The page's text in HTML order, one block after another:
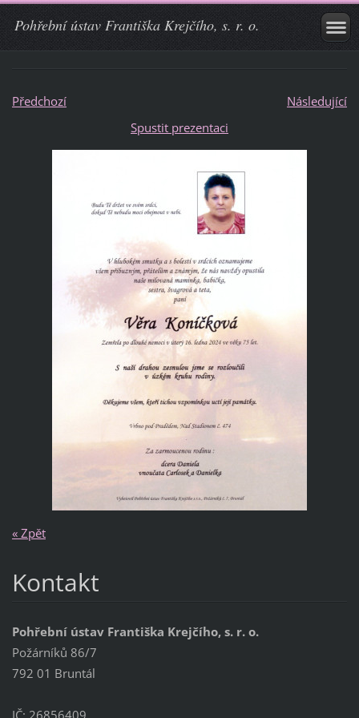
Pohřební ústav Františka Krejčího, s. r. o.
Předchozí
Následující
Spustit prezentaci
« Zpět
Kontakt
Pohřební ústav Františka Krejčího, s. r. o.
Požárníků 86/7
792 01 Bruntál
IČ: 26856409